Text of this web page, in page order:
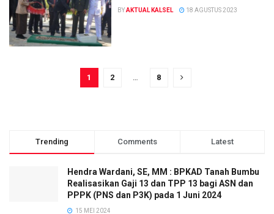
BYAKTUAL KALSEL 18 AGUSTUS 2023
1 2 … 8
Trending Comments Latest
Hendra Wardani, SE, MM : BPKAD Tanah Bumbu
Realisasikan Gaji 13 dan TPP 13 bagi ASN dan
PPPK (PNS dan P3K) pada 1 Juni 2024
15 MEI 2024